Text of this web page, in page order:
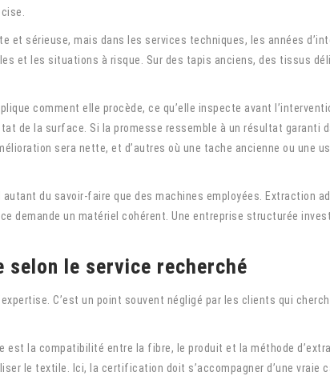
et sérieuse, mais dans les services techniques, les années
et les situations à risque. Sur des tapis anciens, des tissus
comment elle procède, ce qu’elle inspecte avant
de la surface. Si la promesse ressemble à un résultat garanti
sera nette, et d’autres où une tache ancienne ou une
du savoir-faire que des machines employées. Extraction
demande un matériel cohérent. Une entreprise structurée
le service recherché
C’est un point souvent négligé par les clients qui
la compatibilité entre la fibre, le produit et la méthode
le textile. Ici, la certification doit s’accompagner d’une vraie